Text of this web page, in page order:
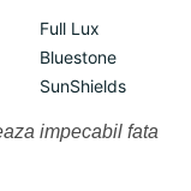
Full Lux
Bluestone
SunShields
impecabil fata